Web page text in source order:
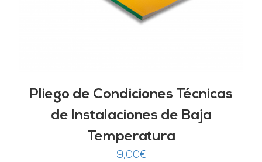
Pliego de Condiciones Técnicas
de Instalaciones de Baja
Temperatura
9,00€